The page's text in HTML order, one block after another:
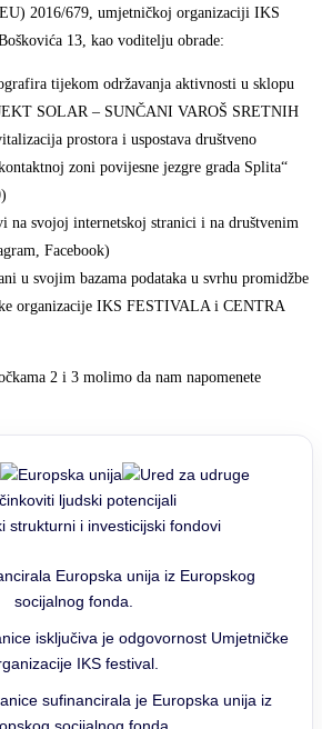
2016/679, umjetničkoj organizaciji IKS
13, kao voditelju obrade:
tijekom održavanja aktivnosti u sklopu
SOLAR – SUNČANI VAROŠ SRETNIH
prostora i uspostava društveno
zoni povijesne jezgre grada Splita“
na svojoj internetskoj stranici i na društvenim
Facebook)
u svojim bazama podataka u svrhu promidžbe
organizacije IKS FESTIVALA i CENTRA
2 i 3 molimo da nam napomenete
Europska unija iz Europskog
socijalnog fonda.
isključiva je odgovornost Umjetničke
IKS festival.
sufinancirala je Europska unija iz
socijalnog fonda.